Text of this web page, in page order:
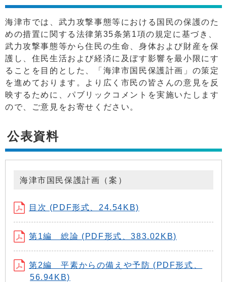
海津市では、武力攻撃事態等における国民の保護のた
めの措置に関する法律第35条第1項の規定に基づき、
武力攻撃事態等から住民の生命、身体および財産を保
護し、住民生活および経済に及ぼす影響を最小限にす
ることを目的とした、「海津市国民保護計画」の策定
を進めております。より広く市民の皆さんの意見を反
映するために、パブリックコメントを実施いたします
ので、ご意見をお寄せください。
公表資料
海津市国民保護計画（案）
目次 (PDF形式、24.54KB)
第1編 総論 (PDF形式、383.02KB)
第2編 平素からの備えや予防 (PDF形式、
56.94KB)